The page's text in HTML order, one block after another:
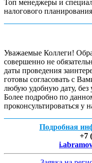
Топ менеджеры и
налогового
Уважаемые Коллеги!
совершенно не
даты проведения
готовы согласовать с
любую удобную дату, без
Более подробно по
проконсультироваться у
Подробная
+7